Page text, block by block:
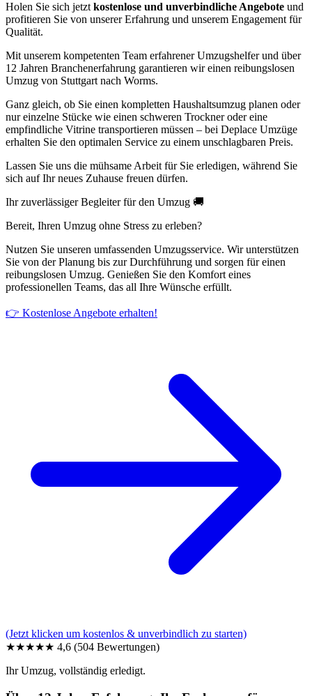
Holen Sie sich jetzt kostenlose und unverbindliche Angebote und
profitieren Sie von unserer Erfahrung und unserem Engagement für
Qualität.
Mit unserem kompetenten Team erfahrener Umzugshelfer und über
12 Jahren Branchenerfahrung garantieren wir einen reibungslosen
Umzug von Stuttgart nach Worms.
Ganz gleich, ob Sie einen kompletten Haushaltsumzug planen oder
nur einzelne Stücke wie einen schweren Trockner oder eine
empfindliche Vitrine transportieren müssen – bei Deplace Umzüge
erhalten Sie den optimalen Service zu einem unschlagbaren Preis.
Lassen Sie uns die mühsame Arbeit für Sie erledigen, während Sie
sich auf Ihr neues Zuhause freuen dürfen.
Ihr zuverlässiger Begleiter für den Umzug 🚚
Bereit, Ihren Umzug ohne Stress zu erleben?
Nutzen Sie unseren umfassenden Umzugsservice. Wir unterstützen
Sie von der Planung bis zur Durchführung und sorgen für einen
reibungslosen Umzug. Genießen Sie den Komfort eines
professionellen Teams, das all Ihre Wünsche erfüllt.
👉 Kostenlose Angebote erhalten!
(Jetzt klicken um kostenlos & unverbindlich zu starten)
★★★★★ 4,6 (504 Bewertungen)
Ihr Umzug, vollständig erledigt.